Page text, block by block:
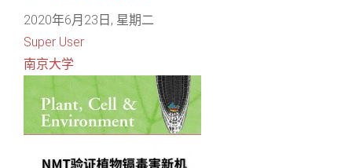
2020年6月23日, 星期二
Super User
南京大学